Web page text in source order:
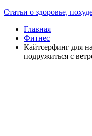
Статьи о здоровье,
Главная
Фитнес
Кайтсерфинг для
подружиться с